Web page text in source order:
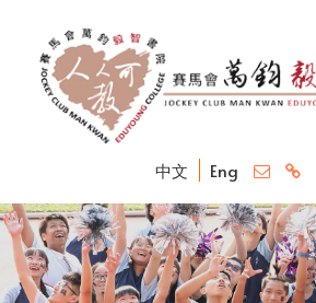
中文 Eng